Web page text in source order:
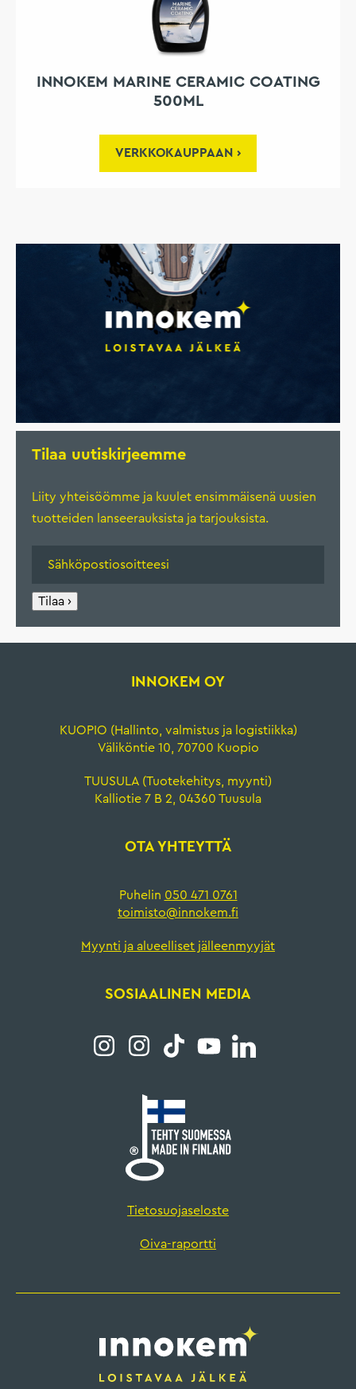
INNOKEM MARINE CERAMIC COATING
500ML
VERKKOKAUPPAAN
Tilaa uutiskirjeemme
Liity yhteisöömme ja kuulet ensimmäisenä uusien
tuotteiden lanseerauksista ja tarjouksista.
Tilaa ›
INNOKEM OY
KUOPIO (Hallinto, valmistus ja logistiikka)
Väliköntie 10, 70700 Kuopio
TUUSULA (Tuotekehitys, myynti)
Kalliotie 7 B 2, 04360 Tuusula
OTA YHTEYTTÄ
Puhelin 050 471 0761
toimisto@innokem.fi
Myynti ja alueelliset jälleenmyyjät
SOSIAALINEN MEDIA
Tietosuojaseloste
Oiva-raportti